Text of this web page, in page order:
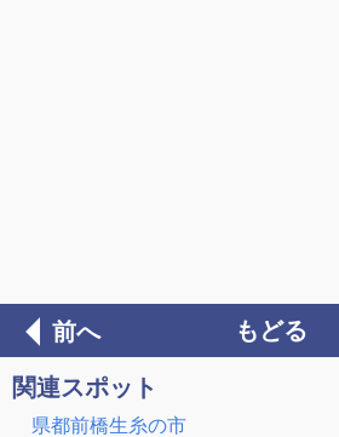
前へ もどる
関連スポット
県都前橋生糸の市